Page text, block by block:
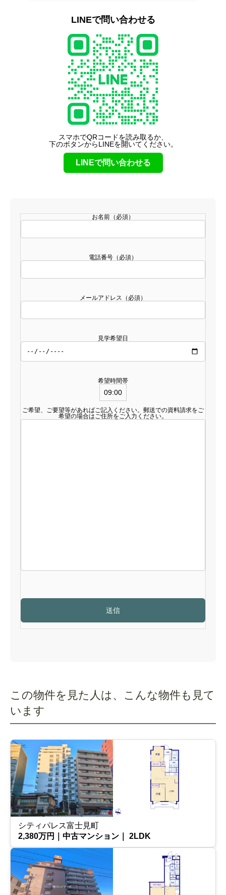
LINEで問い合わせる
スマホでQRコードを読み取るか、
下のボタンからLINEを開いてください。
LINEで問い合わせる
お名前（必須）
電話番号（必須）
メールアドレス（必須）
見学希望日
希望時間帯
ご希望、ご要望等があればご記入ください。郵送での資料請求をご
希望の場合はご住所をご入力ください。
この物件を見た人は、こんな物件も見て
います
シティパレス富士見町
2,380万円｜中古マンション｜ 2LDK